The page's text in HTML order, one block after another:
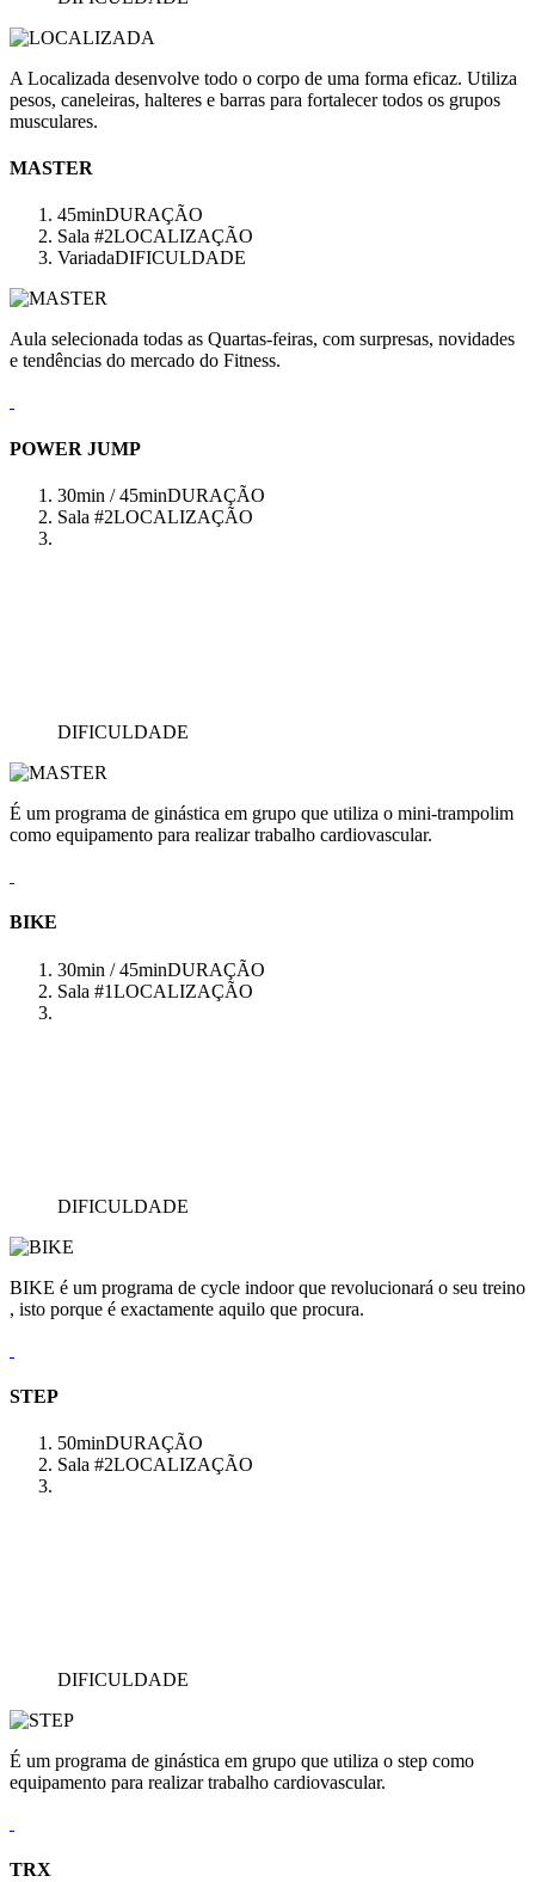
A Localizada desenvolve todo o corpo de uma forma eficaz. Utiliza
pesos, caneleiras, halteres e barras para fortalecer todos os grupos
musculares.
MASTER
45minDURAÇÃO
Sala #2LOCALIZAÇÃO
VariadaDIFICULDADE
Aula selecionada todas as Quartas-feiras, com surpresas, novidades
e tendências do mercado do Fitness.
POWER JUMP
30min / 45minDURAÇÃO
Sala #2LOCALIZAÇÃO
DIFICULDADE
É um programa de ginástica em grupo que utiliza o mini-trampolim
como equipamento para realizar trabalho cardiovascular.
BIKE
30min / 45minDURAÇÃO
Sala #1LOCALIZAÇÃO
DIFICULDADE
BIKE é um programa de cycle indoor que revolucionará o seu treino
, isto porque é exactamente aquilo que procura.
STEP
50minDURAÇÃO
Sala #2LOCALIZAÇÃO
DIFICULDADE
É um programa de ginástica em grupo que utiliza o step como
equipamento para realizar trabalho cardiovascular.
TRX